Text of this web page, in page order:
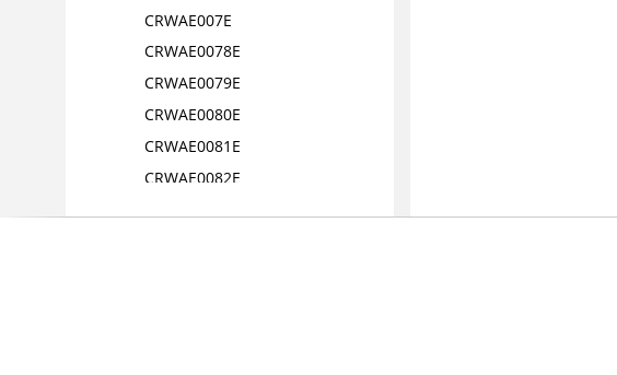
CRWAE007E
CRWAE0078E
CRWAE0079E
CRWAE0080E
CRWAE0081E
CRWAE0082E